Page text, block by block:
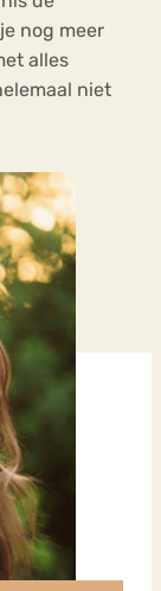
nog meer
alles
niet